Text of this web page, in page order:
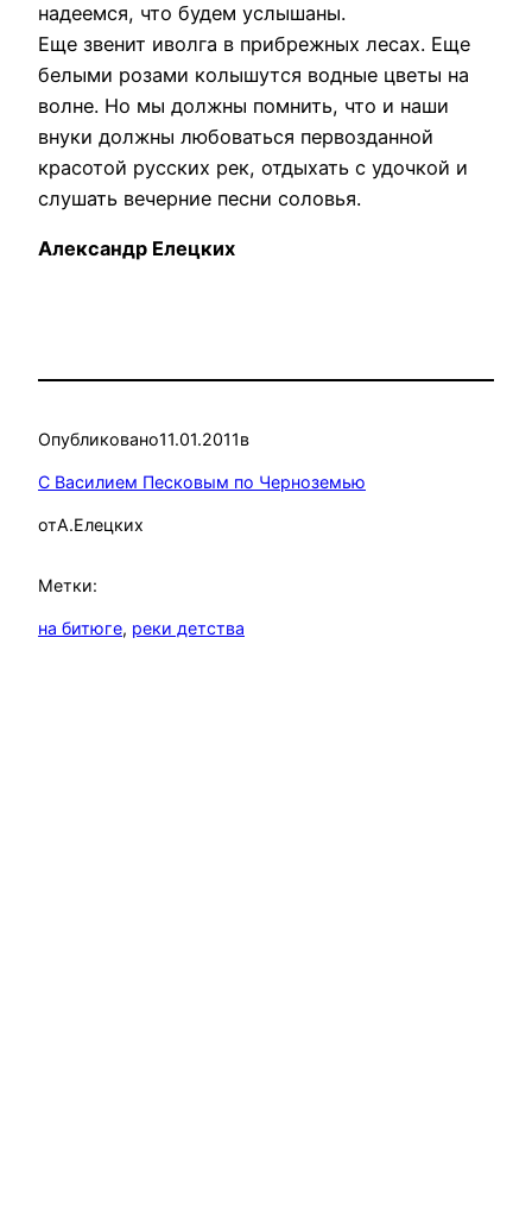
надеемся, что будем услышаны.
Еще звенит иволга в прибрежных лесах. Еще
белыми розами колышутся водные цветы на
волне. Но мы должны помнить, что и наши
внуки должны любоваться первозданной
красотой русских рек, отдыхать с удочкой и
слушать вечерние песни соловья.
Александр Елецких
Опубликовано11.01.2011в
С Василием Песковым по Черноземью
отА.Елецких
Метки:
на битюге, реки детства